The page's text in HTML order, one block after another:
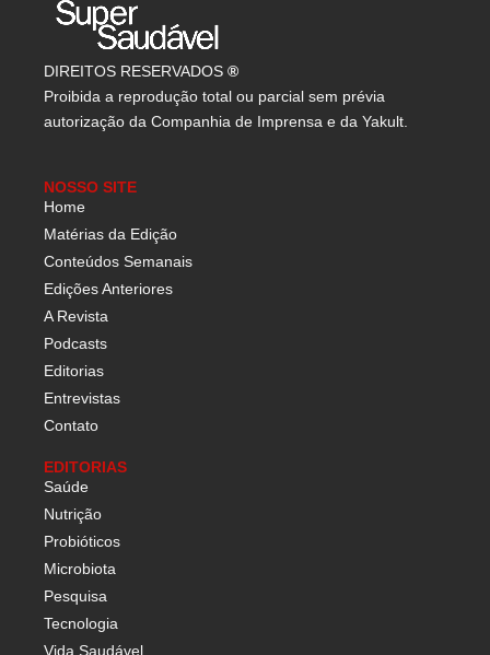
DIREITOS RESERVADOS ®
Proibida a reprodução total ou parcial sem prévia
autorização da Companhia de Imprensa e da Yakult.
NOSSO SITE
Home
Matérias da Edição
Conteúdos Semanais
Edições Anteriores
A Revista
Podcasts
Editorias
Entrevistas
Contato
EDITORIAS
Saúde
Nutrição
Probióticos
Microbiota
Pesquisa
Tecnologia
Vida Saudável